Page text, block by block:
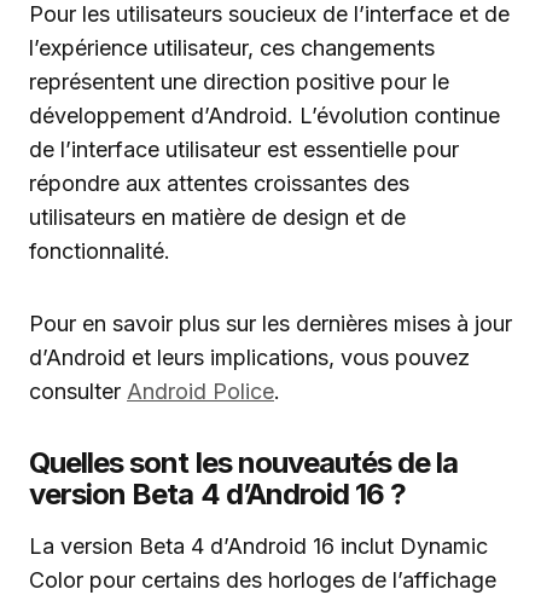
Pour les utilisateurs soucieux de l’interface et de
l’expérience utilisateur, ces changements
représentent une direction positive pour le
développement d’Android. L’évolution continue
de l’interface utilisateur est essentielle pour
répondre aux attentes croissantes des
utilisateurs en matière de design et de
fonctionnalité.
Pour en savoir plus sur les dernières mises à jour
d’Android et leurs implications, vous pouvez
consulter Android Police.
Quelles sont les nouveautés de la
version Beta 4 d’Android 16 ?
La version Beta 4 d’Android 16 inclut Dynamic
Color pour certains des horloges de l’affichage